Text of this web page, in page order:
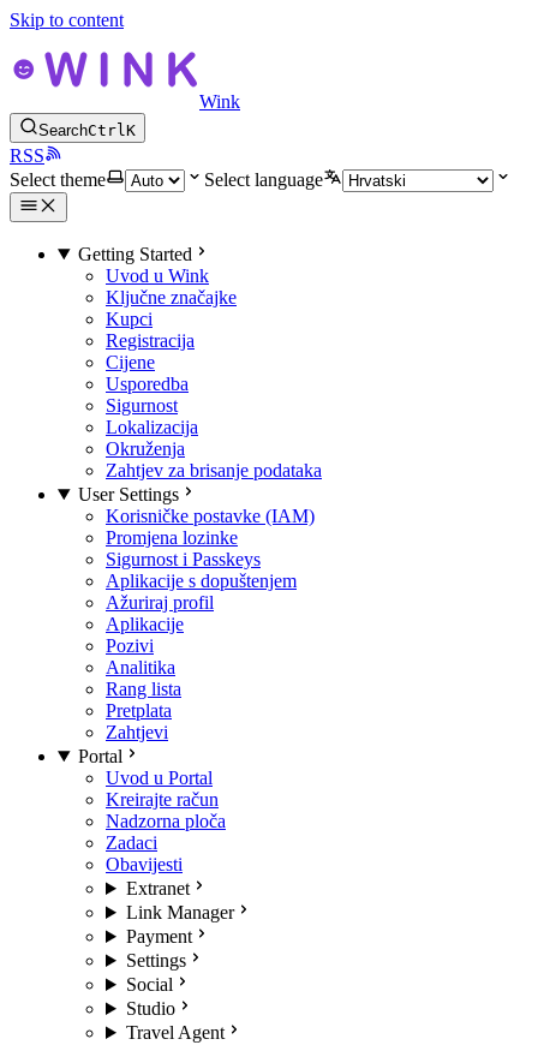
Skip to content
Wink
SearchCtrlK
RSS
Select theme
Select language
Getting Started
Uvod u Wink
Ključne značajke
Kupci
Registracija
Cijene
Usporedba
Sigurnost
Lokalizacija
Okruženja
Zahtjev za brisanje podataka
User Settings
Korisničke postavke (IAM)
Promjena lozinke
Sigurnost i Passkeys
Aplikacije s dopuštenjem
Ažuriraj profil
Aplikacije
Pozivi
Analitika
Rang lista
Pretplata
Zahtjevi
Portal
Uvod u Portal
Kreirajte račun
Nadzorna ploča
Zadaci
Obavijesti
Extranet
Link Manager
Payment
Settings
Social
Studio
Travel Agent